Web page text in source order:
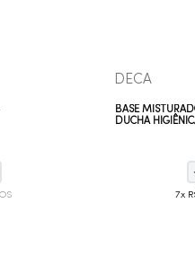
DECA
BASE
DUCHA
7